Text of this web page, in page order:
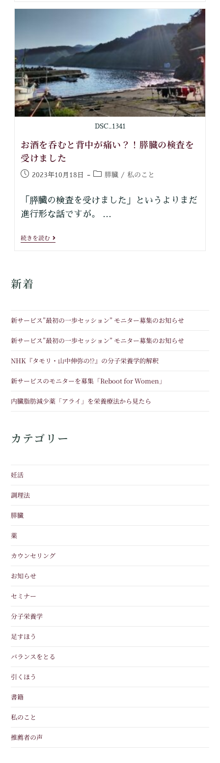
DSC_1341
お酒を呑むと背中が痛い？！膵臓の検査を
受けました
2023年10月18日 膵臓 / 私のこと
「膵臓の検査を受けました」というよりまだ
進行形な話ですが。 …
続きを読む
新着
新サービス”最初の一歩セッション” モニター募集のお知らせ
新サービス”最初の一歩セッション” モニター募集のお知らせ
NHK『タモリ・山中伸弥の!?』の分子栄養学的解釈
新サービスのモニターを募集「Reboot for Women」
内臓脂肪減少薬「アライ」を栄養療法から見たら
カテゴリー
妊活
調理法
膵臓
薬
カウンセリング
お知らせ
セミナー
分子栄養学
足すほう
バランスをとる
引くほう
書籍
私のこと
推薦者の声